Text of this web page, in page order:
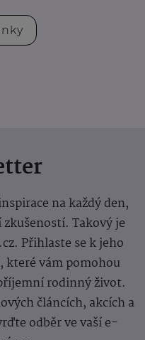
na každý den,
Takový je
Přihlaste se k jeho
které vám pomohou
rodinný život.
článcích, akcích a
odběr ve vaší e-